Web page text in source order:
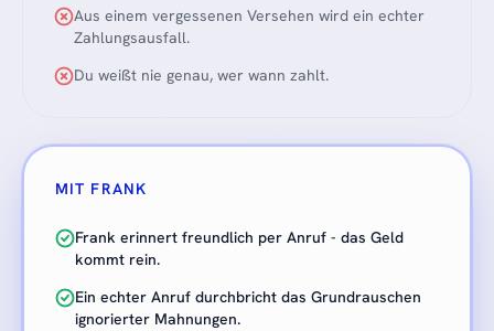
Aus einem vergessenen Versehen wird ein echter
Zahlungsausfall.
Du weißt nie genau, wer wann zahlt.
MIT FRANK
Frank erinnert freundlich per Anruf - das Geld
kommt rein.
Ein echter Anruf durchbricht das Grundrauschen
ignorierter Mahnungen.